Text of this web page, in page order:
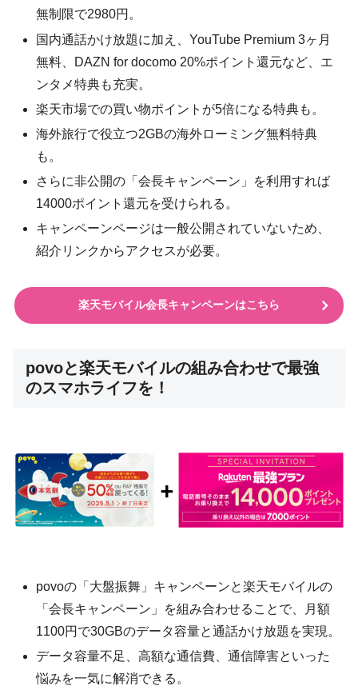
無制限で2980円。
国内通話かけ放題に加え、YouTube Premium 3ヶ月
無料、DAZN for docomo 20%ポイント還元など、エ
ンタメ特典も充実。
楽天市場での買い物ポイントが5倍になる特典も。
海外旅行で役立つ2GBの海外ローミング無料特典
も。
さらに非公開の「会長キャンペーン」を利用すれば
14000ポイント還元を受けられる。
キャンペーンページは一般公開されていないため、
紹介リンクからアクセスが必要。
楽天モバイル会長キャンペーンはこちら
povoと楽天モバイルの組み合わせで最強
のスマホライフを！
povoの「大盤振舞」キャンペーンと楽天モバイルの
「会長キャンペーン」を組み合わせることで、月額
1100円で30GBのデータ容量と通話かけ放題を実現。
データ容量不足、高額な通信費、通信障害といった
悩みを一気に解消できる。